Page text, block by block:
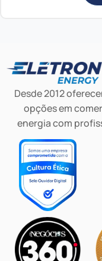
Desde 2012
opções em
energia com